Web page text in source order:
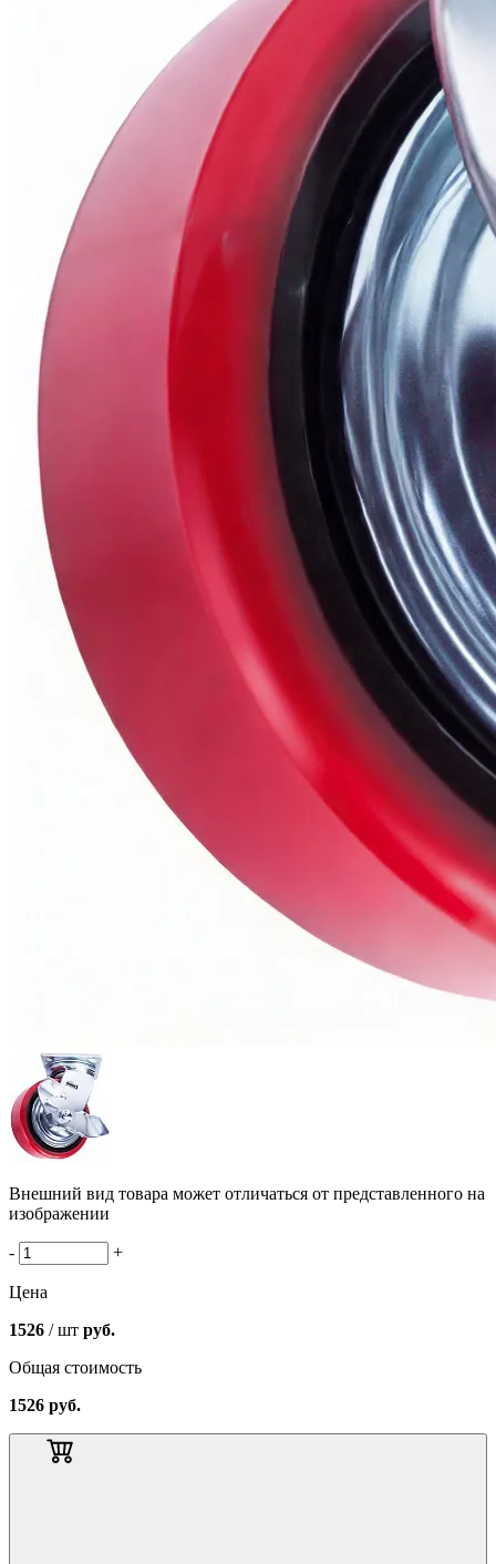
Внешний вид товара может отличаться от представленного на
изображении
- +
Цена
1526 / шт руб.
Общая стоимость
1526 руб.